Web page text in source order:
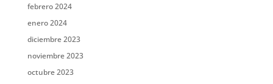
febrero 2024
enero 2024
diciembre 2023
noviembre 2023
octubre 2023